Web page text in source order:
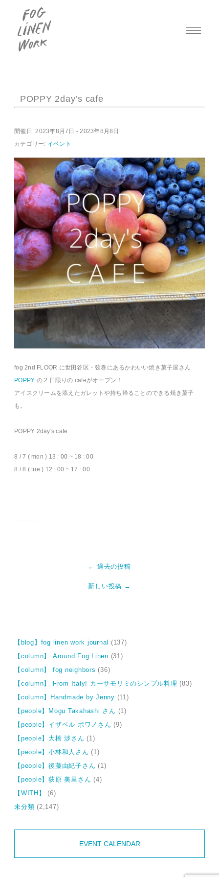
POPPY 2day’s cafe
開催日: 2023年8月7日 - 2023年8月8日
カテゴリー: イベント
fog 2nd FLOOR に世田谷区・弦巻にあるかわいい焼き菓子屋さん
POPPY の 2 日限りの cafeがオープン！
アイスクリームを添えたガレットや持ち帰ることのできる焼き菓子
も。
POPPY 2day's cafe
8 / 7 ( mon ) 13 : 00 ~ 18 : 00
8 / 8 ( tue ) 12 : 00 ~ 17 : 00
← 過去の投稿
新しい投稿 →
【blog】fog linen work journal
(137)
【column】 Around Fog Linen (31)
【column】 fog neighbors (36)
【column】 From Italy! カーサモリミのシンプル料理 (83)
【column】Handmade by Jenny (11)
【people】Mogu Takahashi さん (1)
【people】イザベル ボワノさん (9)
【people】大橋 渉さん (1)
【people】小林和人さん (1)
【people】後藤由紀子さん (1)
【people】荻原 美里さん (4)
【WITH】
(6)
未分類 (2,147)
EVENT CALENDAR